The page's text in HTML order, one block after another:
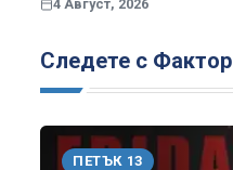
4 Август, 2026
Следете с Фактор
ПЕТЪК 13